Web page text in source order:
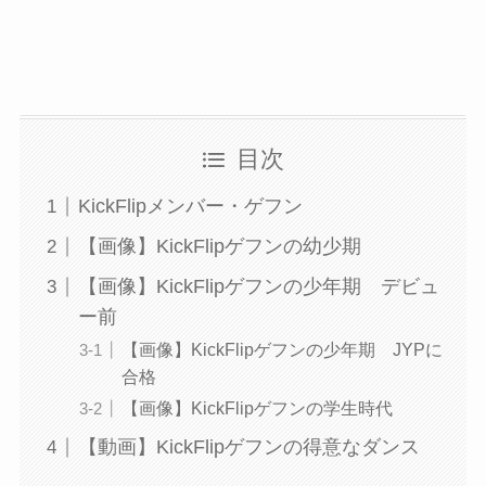
目次
KickFlipメンバー・ゲフン
【画像】KickFlipゲフンの幼少期
【画像】KickFlipゲフンの少年期 デビュ
ー前
【画像】KickFlipゲフンの少年期 JYPに
合格
【画像】KickFlipゲフンの学生時代
【動画】KickFlipゲフンの得意なダンス